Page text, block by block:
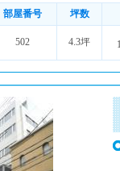
部屋番号 坪数
502 4.3坪